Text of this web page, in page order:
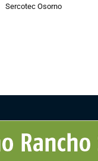
Sercotec Osorno